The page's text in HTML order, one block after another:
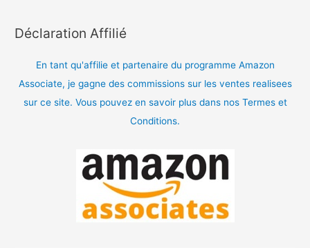
Déclaration Affilié
En tant qu'affilie et partenaire du programme Amazon
Associate, je gagne des commissions sur les ventes realisees
sur ce site. Vous pouvez en savoir plus dans nos Termes et
Conditions.